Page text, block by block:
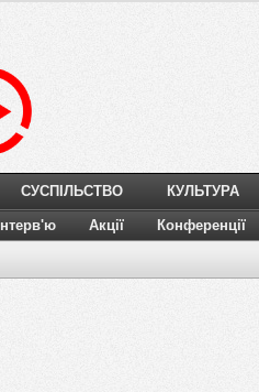
СУСПІЛЬСТВО КУЛЬТУРА
Інтерв'ю Акції Конференції